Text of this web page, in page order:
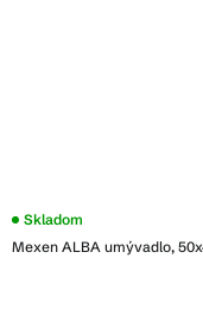
Mexen ALBA umývadlo,
Skladom